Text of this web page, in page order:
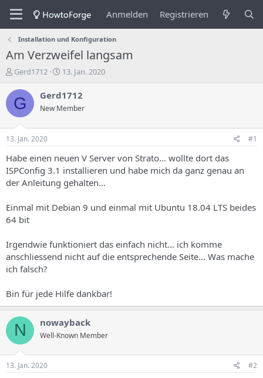
Anmelden Registrieren
Installation und Konfiguration
Am Verzweifel langsam
E
s
t
e
e
r
d
e
s
h
e
s
Gerd1712
E
s
e
n
g
s
d
t
13. Jan. 2020
G Gerd1712
New Member
13. Jan. 2020 #1
Habe einen neuen V Server von Strato… wollte dort das
ISPConfig 3.1 installieren und habe mich da ganz genau an
der Anleitung gehalten...
Einmal mit Debian 9 und einmal mit Ubuntu 18.04 LTS beides
64 bit
Irgendwie funktioniert das einfach nicht... ich komme
anschliessend nicht auf die entsprechende Seite... Was mache
ich falsch?
Bin für jede Hilfe dankbar!
N nowayback
Well-Known Member
13. Jan. 2020 #2